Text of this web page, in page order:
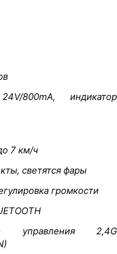
800mA, индикатор
7 км/ч
светятся фары
громкости
управления 2,4G